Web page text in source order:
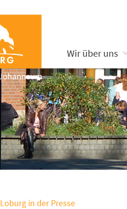
Wir über uns
Loburg in der Presse